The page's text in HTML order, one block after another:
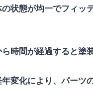
状態が均一でフィッ
ら時間が経過すると塗
変化により、パーツ